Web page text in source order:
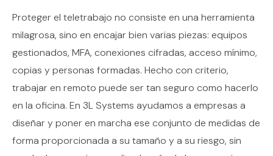
Proteger el teletrabajo no consiste en una herramienta
milagrosa, sino en encajar bien varias piezas: equipos
gestionados, MFA, conexiones cifradas, acceso mínimo,
copias y personas formadas. Hecho con criterio,
trabajar en remoto puede ser tan seguro como hacerlo
en la oficina. En 3L Systems ayudamos a empresas a
diseñar y poner en marcha ese conjunto de medidas de
forma proporcionada a su tamaño y a su riesgo, sin